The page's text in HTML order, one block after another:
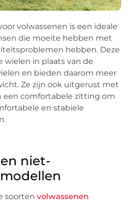
volwassenen is een ideale
die moeite hebben met
hebben. Deze
wielen in plaats van de
en bieden daarom meer
Ze zijn ook uitgerust met
een comfortabele zitting om
en stabiele
niet-
soortenvolwassenen